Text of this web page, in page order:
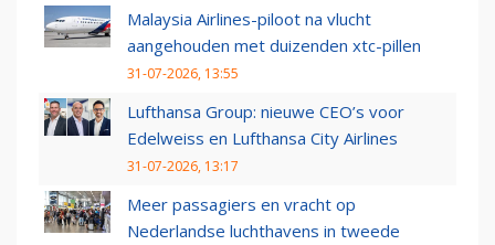
Malaysia Airlines-piloot na vlucht
aangehouden met duizenden xtc-pillen
31-07-2026, 13:55
Lufthansa Group: nieuwe CEO’s voor
Edelweiss en Lufthansa City Airlines
31-07-2026, 13:17
Meer passagiers en vracht op
Nederlandse luchthavens in tweede